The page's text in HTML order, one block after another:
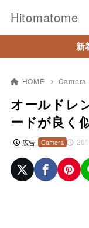
Hitomatome
新
HOME Camera
オールドレ
ードが良く
広告 Camera